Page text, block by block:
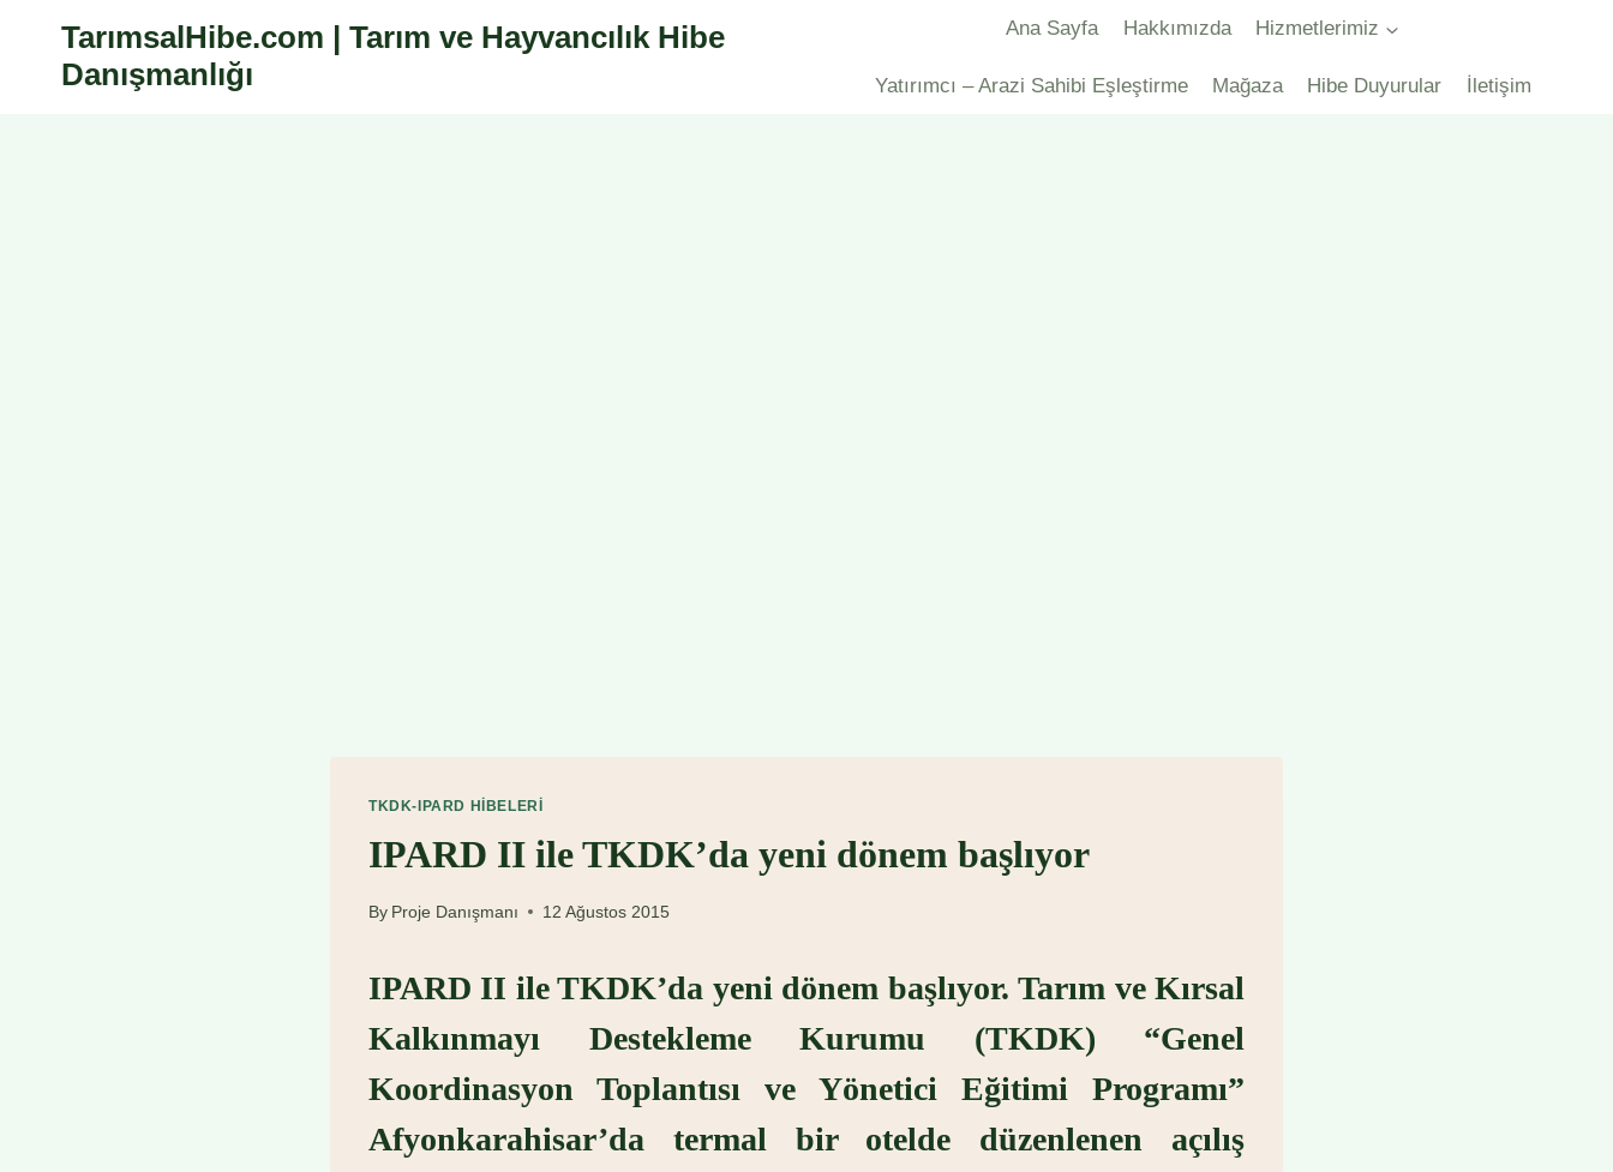
content
TarımsalHibe.com | Tarım ve Hayvancılık Hibe
Danışmanlığı
Ana Sayfa Hakkımızda Hizmetlerimiz
Yatırımcı – Arazi Sahibi Eşleştirme Mağaza Hibe Duyurular İletişim
TKDK-IPARD HIBELERI
IPARD II ile TKDK’da yeni dönem başlıyor
By Proje Danışmanı 12 Ağustos 2015
IPARD II ile TKDK’da yeni dönem başlıyor. Tarım ve Kırsal
Kalkınmayı Destekleme Kurumu (TKDK) “Genel
Koordinasyon Toplantısı ve Yönetici Eğitimi Programı”
Afyonkarahisar’da termal bir otelde düzenlenen açılış